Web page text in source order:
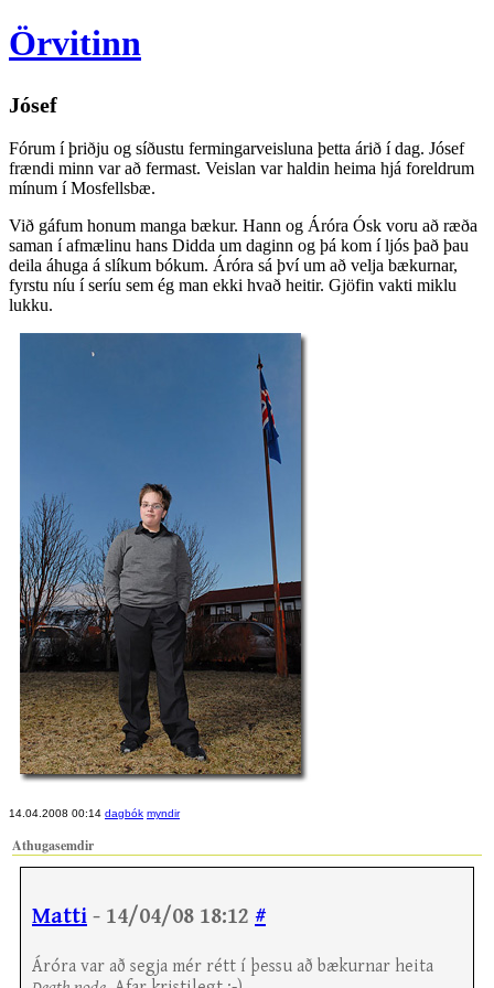
Örvitinn
Jósef
Fórum í þriðju og síðustu fermingarveisluna þetta árið í dag. Jósef
frændi minn var að fermast. Veislan var haldin heima hjá foreldrum
mínum í Mosfellsbæ.
Við gáfum honum manga bækur. Hann og Áróra Ósk voru að ræða
saman í afmælinu hans Didda um daginn og þá kom í ljós það þau
deila áhuga á slíkum bókum. Áróra sá því um að velja bækurnar,
fyrstu níu í seríu sem ég man ekki hvað heitir. Gjöfin vakti miklu
lukku.
14.04.2008 00:14 dagbók myndir
Athugasemdir
Matti - 14/04/08 18:12 #
Áróra var að segja mér rétt í þessu að bækurnar heita